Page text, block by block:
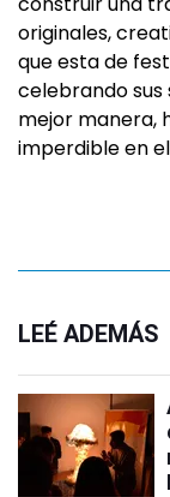
originales,
que esta de
celebrando sus
mejor manera,
imperdible en
LEÉ ADEMÁS